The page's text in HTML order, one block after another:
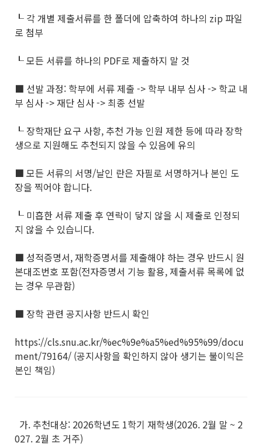
┖ 각 개별 제출서류를 한 폴더에 압축하여 하나의 zip 파일
로 첨부
┖ 모든 서류를 하나의 PDF로 제출하지 말 것
■ 선발 과정: 학부에 서류 제출 -> 학부 내부 심사 -> 학교 내
부 심사 -> 재단 심사 -> 최종 선발
┖ 장학재단 요구 사항, 추천 가능 인원 제한 등에 따라 장학
생으로 지원해도 추천되지 않을 수 있음에 유의
■ 모든 서류의 서명/날인 란은 자필로 서명하거나 본인 도
장을 찍어야 합니다.
┖ 미흡한 서류 제출 후 연락이 닿지 않을 시 제출로 인정되
지 않을 수 있습니다.
■ 성적증명서, 재학증명서를 제출해야 하는 경우 반드시 원
본대조번호 포함(전자증명서 기능 활용, 제출서류 목록에 없
는 경우 무관함)
■ 장학 관련 공지사항 반드시 확인
https://cls.snu.ac.kr/%ec%9e%a5%ed%95%99/docu
ment/79164/ (공지사항을 확인하지 않아 생기는 불이익은
본인 책임)
가. 추천대상: 2026학년도 1학기 재학생(2026. 2월 말 ~ 2
027. 2월 초 거주)